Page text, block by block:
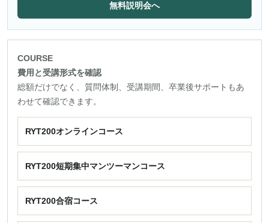
無料説明会へ
COURSE
費用と受講形式を確認
総額だけでなく、質問体制、受講期間、卒業後サポートもあ
わせて確認できます。
RYT200オンラインコース
RYT200短期集中マンツーマンコース
RYT200合宿コース